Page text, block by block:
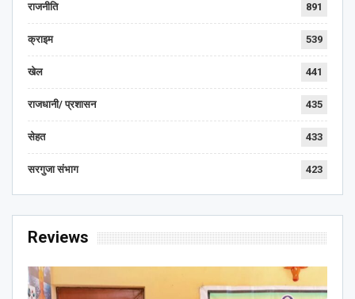
राजनीति 891
क्राइम 539
खेल 441
राजधानी/ प्रशासन 435
सेहत 433
सरगुजा संभाग 423
Reviews